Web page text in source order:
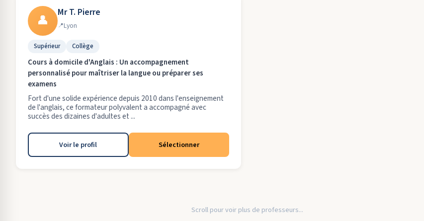
👤 Mr T. Pierre
Lyon
Supérieur Collège
Cours à domicile d'Anglais : Un accompagnement
personnalisé pour maîtriser la langue ou préparer ses
examens
Fort d'une solide expérience depuis 2010 dans l'enseignement
de l'anglais, ce formateur polyvalent a accompagné avec
succès des dizaines d'adultes et ...
Voir le profil Sélectionner
Scroll pour voir plus de professeurs...